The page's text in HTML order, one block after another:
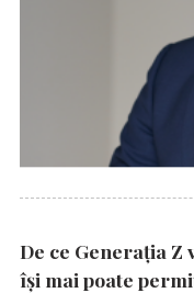
De ce Generația
își mai poate